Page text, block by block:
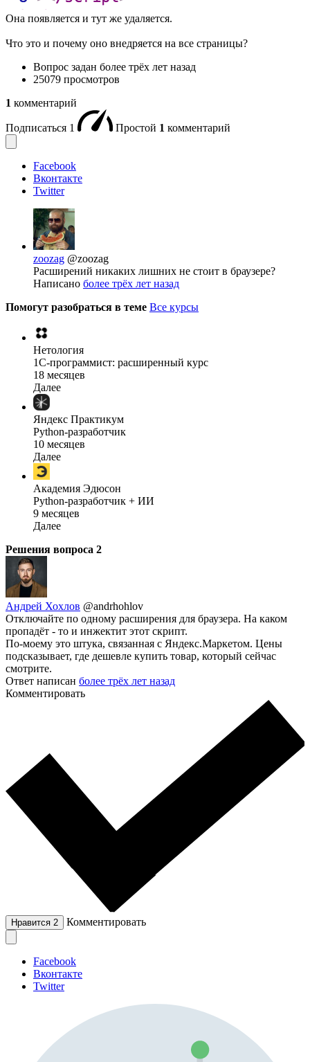
Она появляется и тут же удаляется.
Что это и почему оно внедряется на все страницы?
Вопрос задан более трёх лет назад
25079 просмотров
1 комментарий
Подписаться 1 Простой 1 комментарий
Facebook
Вконтакте
Twitter
zoozag @zoozag
Расширений никаких лишних не стоит в браузере?
Написано более трёх лет назад
Помогут разобраться в теме Все курсы
Нетология
1C-программист: расширенный курс
18 месяцев
Далее
Яндекс Практикум
Python-разработчик
10 месяцев
Далее
Академия Эдюсон
Python-разработчик + ИИ
9 месяцев
Далее
Решения вопроса 2
Андрей Хохлов @andrhohlov
Отключайте по одному расширения для браузера. На каком
пропадёт - то и инжектит этот скрипт.
По-моему это штука, связанная с Яндекс.Маркетом. Цены
подсказывает, где дешевле купить товар, который сейчас
смотрите.
Ответ написан более трёх лет назад
Комментировать
Нравится 2 Комментировать
Facebook
Вконтакте
Twitter